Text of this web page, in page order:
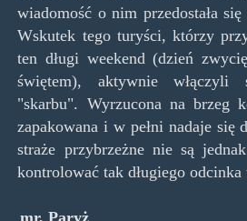
wiadomość o nim przedostała
Wskutek tego turyści, którzy
ten długi weekend (dzień
świętem), aktywnie włączyli
"skarbu". Wyrzucona na brzeg
zapakowana i w pełni nadaje
straże przybrzeżne nie są
kontrolować tak długiego odcinka
mr, Paryż